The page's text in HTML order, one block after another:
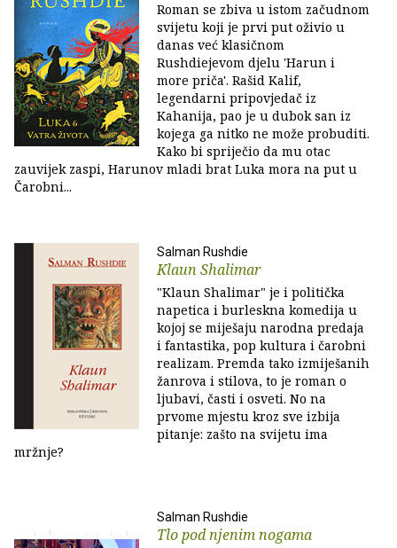
Roman se zbiva u istom začudnom
svijetu koji je prvi put oživio u
danas već klasičnom
Rushdiejevom djelu 'Harun i
more priča'. Rašid Kalif,
legendarni pripovjedač iz
Kahanija, pao je u dubok san iz
kojega ga nitko ne može probuditi.
Kako bi spriječio da mu otac
zauvijek zaspi, Harunov mladi brat Luka mora na put u
Čarobni...
Salman Rushdie
Klaun Shalimar
"Klaun Shalimar" je i politička
napetica i burleskna komedija u
kojoj se miješaju narodna predaja
i fantastika, pop kultura i čarobni
realizam. Premda tako izmiješanih
žanrova i stilova, to je roman o
ljubavi, časti i osveti. No na
prvome mjestu kroz sve izbija
pitanje: zašto na svijetu ima
mržnje?
Salman Rushdie
Tlo pod njenim nogama